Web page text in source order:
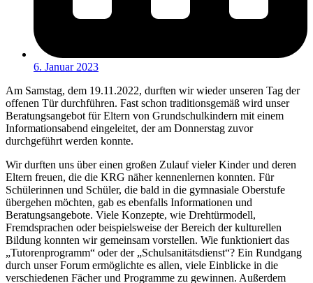
6. Januar 2023
Am Samstag, dem 19.11.2022, durften wir wieder unseren Tag der
offenen Tür durchführen. Fast schon traditionsgemäß wird unser
Beratungsangebot für Eltern von Grundschulkindern mit einem
Informationsabend eingeleitet, der am Donnerstag zuvor
durchgeführt werden konnte.
Wir durften uns über einen großen Zulauf vieler Kinder und deren
Eltern freuen, die die KRG näher kennenlernen konnten. Für
Schülerinnen und Schüler, die bald in die gymnasiale Oberstufe
übergehen möchten, gab es ebenfalls Informationen und
Beratungsangebote. Viele Konzepte, wie Drehtürmodell,
Fremdsprachen oder beispielsweise der Bereich der kulturellen
Bildung konnten wir gemeinsam vorstellen. Wie funktioniert das
„Tutorenprogramm“ oder der „Schulsanitätsdienst“? Ein Rundgang
durch unser Forum ermöglichte es allen, viele Einblicke in die
verschiedenen Fächer und Programme zu gewinnen. Außerdem